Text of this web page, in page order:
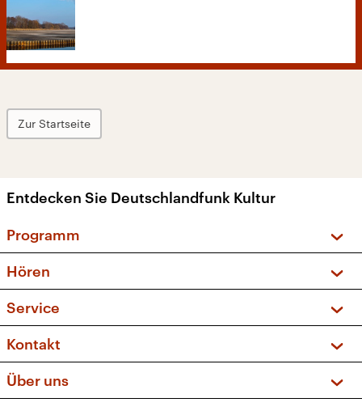
Zur Startseite
Entdecken Sie Deutschlandfunk Kultur
Programm
Sendungen und Podcasts
Musikliste
Kakadu – Das Kinderprogramm
Hören
Frequenzen (UKW + DAB+)
Service
FAQ
Apps
Newsletter
Kontakt
Social Media
Über uns